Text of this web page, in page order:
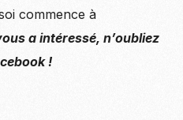
commence à
a intéressé, n’oubliez
!